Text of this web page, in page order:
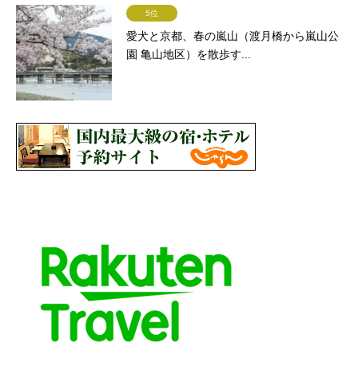
5位
愛犬と京都、春の嵐山（渡月橋から嵐山公
園 亀山地区）を散歩す...